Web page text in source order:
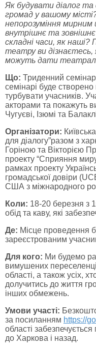
Як будувати діалог та
громад у вашому
непорозуміння
внутрішнє та
складні часи, як
театру ви дізнаєтесь,
можуть дати
Що: Триденний
семінарі буде
турбувати учасників.
акторами та покажуть
Чугуєві, Ізюмі та
Організатори:
для діалогу”разом з
Горіною та Вікторією
проекту “Сприяння
рамках проекту
громадської довіри
США з міжнародного
Коли: 18-20 березня з
обід та каву, які
Де: Місце проведення
зареєстрованим
Для кого: Ми будемо
вимушених
області, а також усіх,
долучитись до життя
інших обмежень.
Умови участі:
за посиланням https://
області
до Харкова і назад.